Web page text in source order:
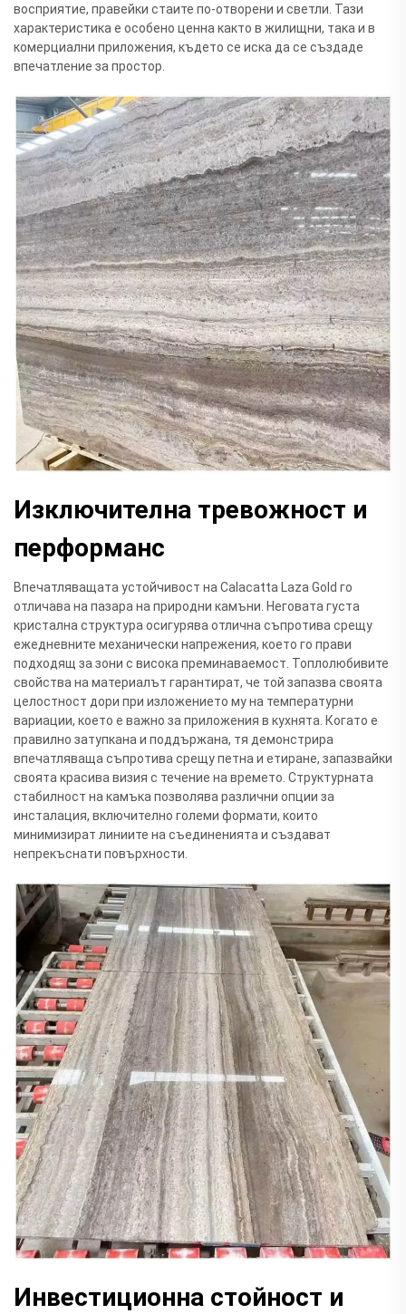
восприятие, правейки стаите по-отворени и светли. Тази
характеристика е особено ценна както в жилищни, така и в
комерциални приложения, където се иска да се създаде
впечатление за простор.
Изключителна тревожност и
перформанс
Впечатляващата устойчивост на Calacatta Laza Gold го
отличава на пазара на природни камъни. Неговата густа
кристална структура осигурява отлична съпротива срещу
ежедневните механически напрежения, което го прави
подходящ за зони с висока преминаваемост. Топлолюбивите
свойства на материалът гарантират, че той запазва своята
целостност дори при изложението му на температурни
вариации, което е важно за приложения в кухнята. Когато е
правилно затупкана и поддържана, тя демонстрира
впечатляваща съпротива срещу петна и етиране, запазвайки
своята красива визия с течение на времето. Структурната
стабилност на камъка позволява различни опции за
инсталация, включително големи формати, които
минимизират линиите на съединенията и създават
непрекъснати повърхности.
Инвестиционна стойност и